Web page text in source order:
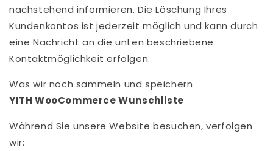
nachstehend informieren. Die Löschung Ihres
Kundenkontos ist jederzeit möglich und kann durch
eine Nachricht an die unten beschriebene
Kontaktmöglichkeit erfolgen.
Was wir noch sammeln und speichern
YITH WooCommerce Wunschliste
Während Sie unsere Website besuchen, verfolgen
wir: